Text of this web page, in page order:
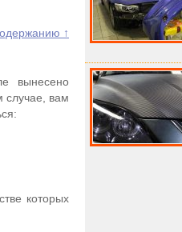
↑
вынесено
случае, вам
которых